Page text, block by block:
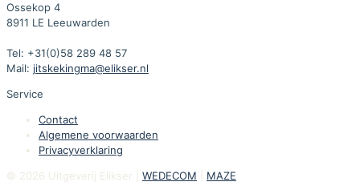
Ossekop 4
8911 LE Leeuwarden
Tel: +31(0)58 289 48 57
Mail: jitskekingma@elikser.nl
Service
Contact
Algemene voorwaarden
Privacyverklaring
© 2026 Uitgeverij Elikser | WEDECOM MAZE